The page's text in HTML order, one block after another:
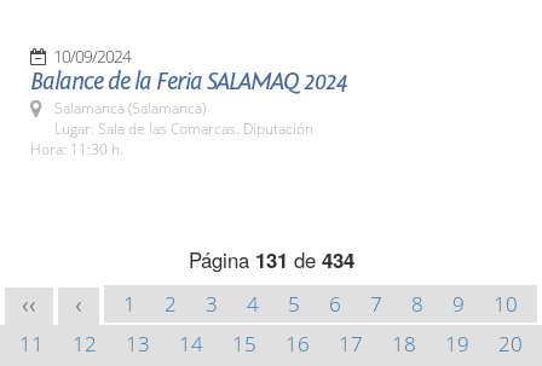
10/09/2024
Balance de la Feria SALAMAQ 2024
Salamanca (Salamanca)
Lugar: Sala de las Comarcas. Diputación
Hora: 11:30 h.
Página 131 de 434
<< < 1 2 3 4 5 6 7 8 9
10
11
12 13 14 15 16 17 18 19
20